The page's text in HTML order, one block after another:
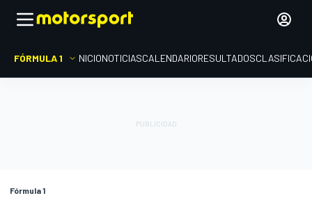
FÓRMULA 1 INICIONOTICIASCALENDARIORESULTADOS
Fórmula 1